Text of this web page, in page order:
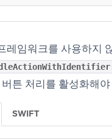
임워크를 사용하지
튼 처리를 활성화해
SWIFT